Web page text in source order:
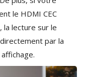
le HDMI CEC
la lecture sur le
par la